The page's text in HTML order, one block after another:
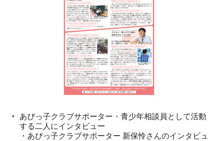
あびっ子クラブサポーター・青少年相談員として活動
する二人にインタビュー
・あびっ子クラブサポーター 新保怜さんのインタビュ